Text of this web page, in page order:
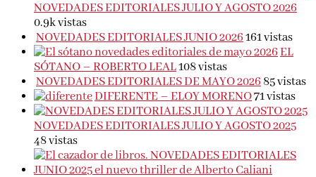
NOVEDADES EDITORIALES JULIO Y AGOSTO 2026
0.9k vistas
NOVEDADES EDITORIALES JUNIO 2026161 vistas
EL
SÓTANO – ROBERTO LEAL108 vistas
NOVEDADES EDITORIALES DE MAYO 202685 vistas
DIFERENTE – ELOY MORENO71 vistas
NOVEDADES EDITORIALES JULIO Y AGOSTO 2025
48 vistas